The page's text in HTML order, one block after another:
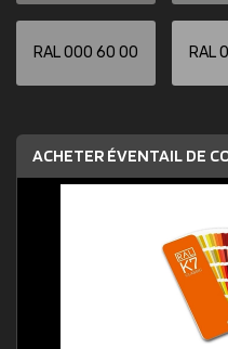
RAL 000 60 00 RAL
ACHETER ÉVENTAIL DE